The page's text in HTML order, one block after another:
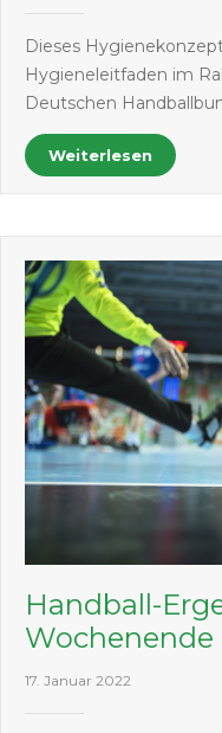
Dieses
Hygieneleitfaden im
Deutschen
Weiterlesen
Handball-
Wochenende
17. Januar 2022